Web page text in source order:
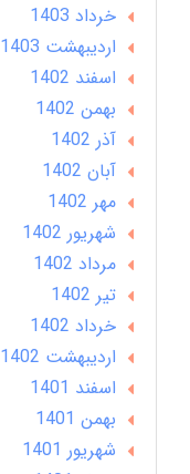
خرداد 1403
ارديبهشت 1403
اسفند 1402
بهمن 1402
آذر 1402
آبان 1402
مهر 1402
شهریور 1402
مرداد 1402
تير 1402
خرداد 1402
ارديبهشت 1402
اسفند 1401
بهمن 1401
شهریور 1401